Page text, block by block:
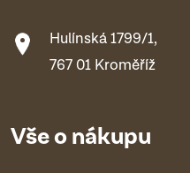
Hulínská 1799/1,
767 01 Kroměříž
Vše o nákupu